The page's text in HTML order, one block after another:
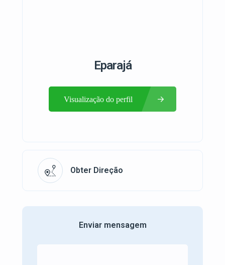
Eparajá
Visualização do perfil
Obter Direção
Enviar mensagem